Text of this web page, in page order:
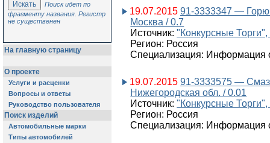
Поиск идет по
фрагменту названия. Регистр
не существенен
На главную страницу
О проекте
Услуги и расценки
Вопросы и ответы
Руководство пользователя
Поиск изделий
Автомобильные марки
Типы автомобилей
19.07.2015 91-3333347 —
Москва / 0.7
Источник:"Конкурсные Торги",
Регион: Россия
Специализация: Информация
19.07.2015 91-3333575 —
Нижегородская обл. / 0.01
Источник:"Конкурсные Торги",
Регион: Россия
Специализация: Информация